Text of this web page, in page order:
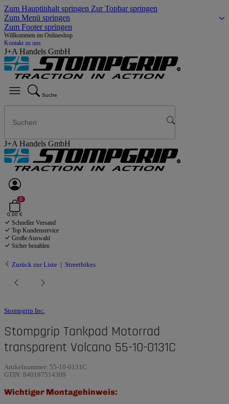
Zum Hauptinhalt springen Zur Topbar springen
Zum Menü springen
Zum Footer springen
Willkommen im Onlineshop
Kontakt zu uns
J+A Handels GmbH
Suche
J+A Handels GmbH
0
0,00 €
Schneller Versand
Top Kundenservice
Große Auswahl
Sicher bezahlen
Zurück zur Liste Streetbikes
Stompgrip Inc.
Stompgrip Tankpad Motorrad
transparent Volcano 55-10-0131C
Artikelnummer: 55-10-0131C
GTIN: 840187514309
Wichtiger Montagehinweis: